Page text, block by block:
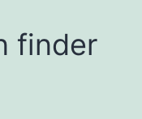
finder